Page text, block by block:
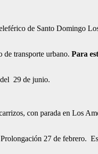
de Santo Domingo
de transporte urbano. Para
del 29 de junio.
con parada en Los
27 de febrero.